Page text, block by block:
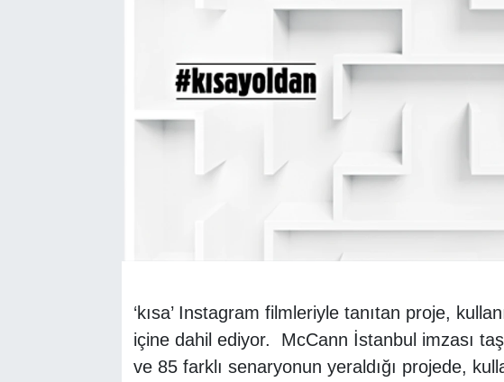
‘kısa’ Instagram filmleriyle tanıtan proje,
içine dahil ediyor. McCann İstanbul imzası
ve 85 farklı senaryonun yeraldığı projede,